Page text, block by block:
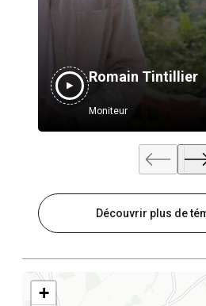
Romain Tintillier
Moniteur
Découvrir plus de
+